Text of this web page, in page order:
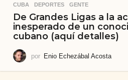
CUBA ,DEPORTES ,GENTE
De Grandes Ligas a la
inesperado de un
cubano (aquí detalles)
por Enio Echezábal Acosta